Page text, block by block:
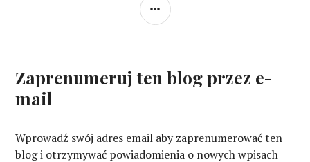
SIDEBAR
Zaprenumeruj ten blog przez e-
mail
Wprowadź swój adres email aby zaprenumerować ten
blog i otrzymywać powiadomienia o nowych wpisach